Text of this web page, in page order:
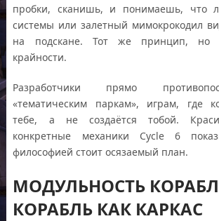
пробки, сканишь, и понимаешь, что
системы или залетный мимокрокодил
на подскане. Тот же принцип, но
крайности.
Разработчики прямо
«тематическим паркам», играм, где
тебе, а не создаётся тобой.
конкретные механики Cycle 6
философией стоит осязаемый план.
МОДУЛЬНОСТЬ
КОРАБЛЬ КАК КАРКАС